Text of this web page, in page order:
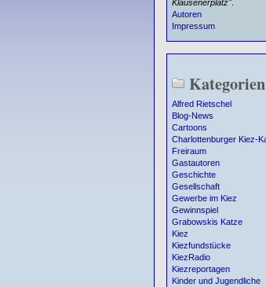
Klausenerplatz".
Autoren
Impressum
Kategorien
Alfred Rietschel
Blog-News
Cartoons
Charlottenburger Kiez-
Freiraum
Gastautoren
Geschichte
Gesellschaft
Gewerbe im Kiez
Gewinnspiel
Grabowskis Katze
Kiez
Kiezfundstücke
KiezRadio
Kiezreportagen
Kinder und Jugendliche